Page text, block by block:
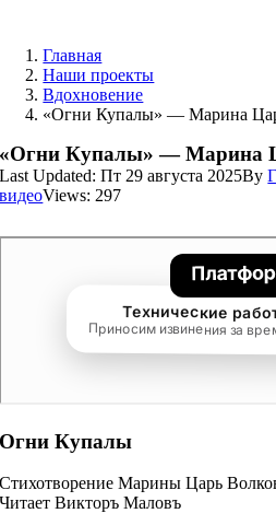
contentГлавная
Наши проекты
Вдохновение
«Огни Купалы» — Марина
«Огни Купалы» — Марина
Last Updated: Пт 29 августа 2025By
видеоViews: 297
Огни Купалы
Стихотворение Марины Царь
Читает Викторъ Маловъ